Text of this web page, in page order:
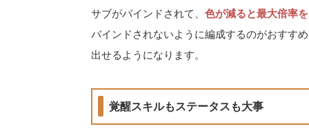
サブがバインドされて、 色が減ると最大倍率
バインドされないように編成するのがおすす
出せるようになります。
覚醒スキルもステータスも大事